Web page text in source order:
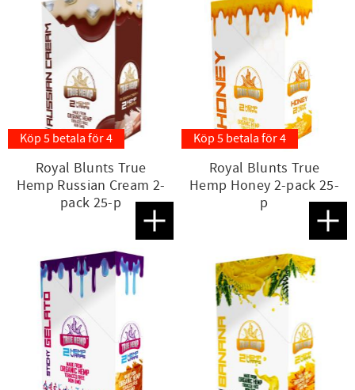
Köp 5 betala för 4
Royal Blunts True
Hemp Russian Cream 2-
pack 25-p
Lägg till i favoriter
Köp 5 betala för 4
Royal Blunts True
Hemp Honey 2-pack 25-
p